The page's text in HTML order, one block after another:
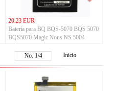
20.23 EUR
Batería para BQ BQS-5070 BQS 5070
BQS5070 Magic Nous NS 5004
No. 1/4 Inicio